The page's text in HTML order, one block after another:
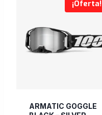
¡Oferta!
ARMATIC GOGGLE